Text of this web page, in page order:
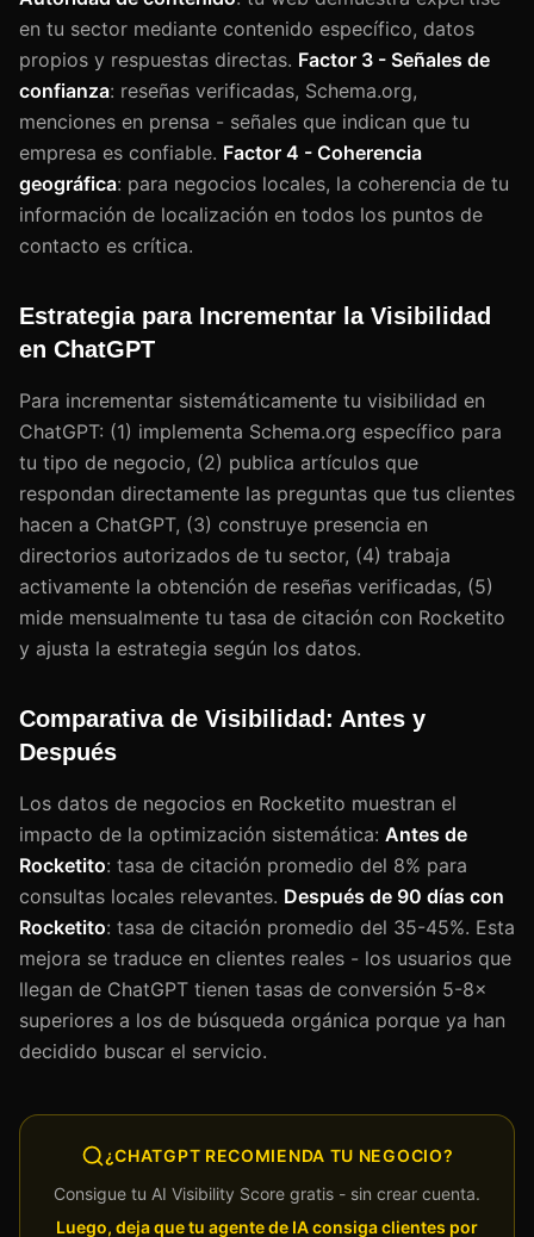
en tu sector mediante contenido específico, datos
propios y respuestas directas. Factor 3 - Señales de
confianza: reseñas verificadas, Schema.org,
menciones en prensa - señales que indican que tu
empresa es confiable. Factor 4 - Coherencia
geográfica: para negocios locales, la coherencia de tu
información de localización en todos los puntos de
contacto es crítica.
Estrategia para Incrementar la Visibilidad
en ChatGPT
Para incrementar sistemáticamente tu visibilidad en
ChatGPT: (1) implementa Schema.org específico para
tu tipo de negocio, (2) publica artículos que
respondan directamente las preguntas que tus clientes
hacen a ChatGPT, (3) construye presencia en
directorios autorizados de tu sector, (4) trabaja
activamente la obtención de reseñas verificadas, (5)
mide mensualmente tu tasa de citación con Rocketito
y ajusta la estrategia según los datos.
Comparativa de Visibilidad: Antes y
Después
Los datos de negocios en Rocketito muestran el
impacto de la optimización sistemática: Antes de
Rocketito: tasa de citación promedio del 8% para
consultas locales relevantes. Después de 90 días con
Rocketito: tasa de citación promedio del 35-45%. Esta
mejora se traduce en clientes reales - los usuarios que
llegan de ChatGPT tienen tasas de conversión 5-8×
superiores a los de búsqueda orgánica porque ya han
decidido buscar el servicio.
¿CHATGPT RECOMIENDA TU NEGOCIO?
Consigue tu AI Visibility Score gratis - sin crear cuenta.
Luego, deja que tu agente de IA consiga clientes por